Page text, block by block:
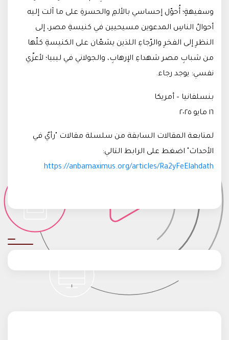
وسفيهةٍ؛ أُحوّل إحساسي بالألمِ والحسرةِ على ما آلت إليه
أحوالُ الناسِ المدعوين مسيحيين في كنيسةِ مصر، إلى
النظرِ إلى الفخرِ والرّجاءِ اللذين يشعّان على الكنيسةِ كلّها
من شبابِ مصر شهداءِ الإرهابِ، والجولاني في ليبيا؛ لأعزّي
نفسي: يوجد رجاء.
بنسلفانيا – أمريكا
١٦ مايو ٢٠٢٥
لمتابعة المقالات السابقة من سلسلة مقالات "رأيٌ في
الأحداث" اضغط على الرابط التالي:
https://anbamaximus.org/articles/Ra2yFeElahdath